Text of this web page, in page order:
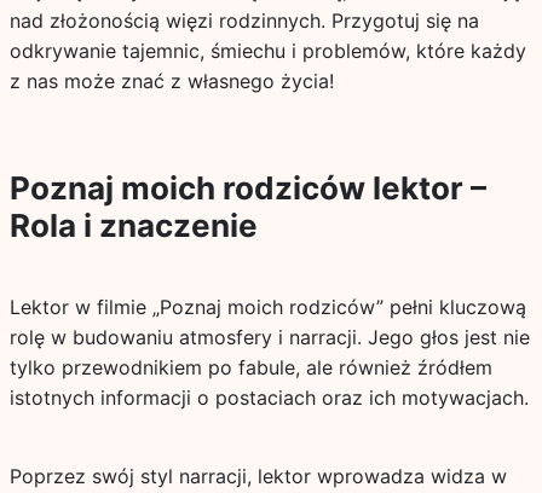
nad złożonością więzi rodzinnych. Przygotuj się na
odkrywanie tajemnic, śmiechu i problemów, które każdy
z nas może znać z własnego życia!
Poznaj moich rodziców lektor –
Rola i znaczenie
Lektor w filmie „Poznaj moich rodziców” pełni kluczową
rolę w budowaniu atmosfery i narracji. Jego głos jest nie
tylko przewodnikiem po fabule, ale również źródłem
istotnych informacji o postaciach oraz ich motywacjach.
Poprzez swój styl narracji, lektor wprowadza widza w